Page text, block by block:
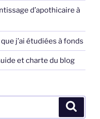
d’apothicaire à
j’ai étudiées à fonds
et charte du blog